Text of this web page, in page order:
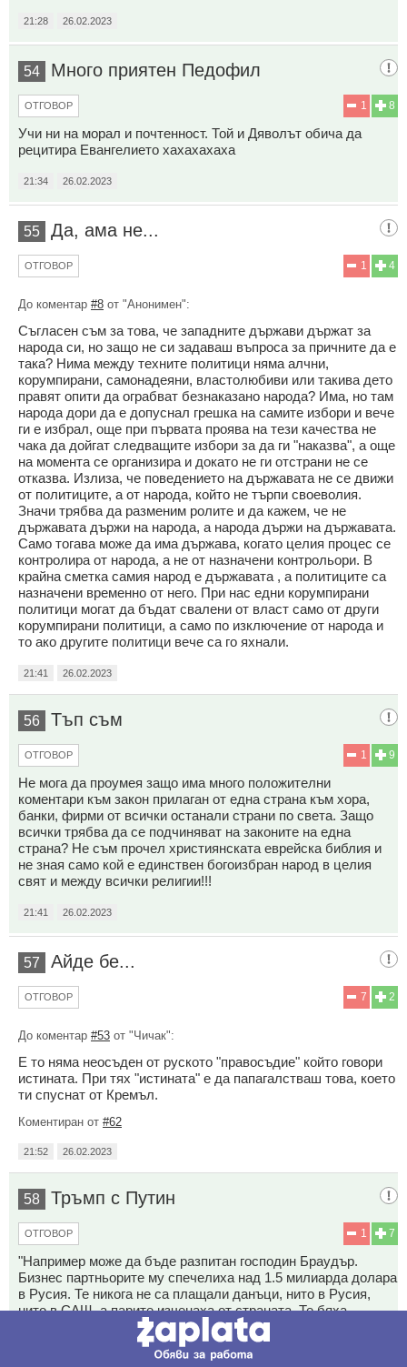
21:28 26.02.2023
54 Много приятен Педофил
8
1
ОТГОВОР
Учи ни на морал и почтенност. Той и Дяволът обича да
рецитира Евангелието хахахахаха
21:34 26.02.2023
55 Да, ама не...
4
1
ОТГОВОР
До коментар #8 от "Анонимен":
Съгласен съм за това, че западните държави държат за
народа си, но защо не си задаваш въпроса за причните да е
така? Нима между техните политици няма алчни,
корумпирани, самонадеяни, властолюбиви или такива дето
правят опити да ограбват безнаказано народа? Има, но там
народа дори да е допуснал грешка на самите избори и вече
ги е избрал, още при първата проява на тези качества не
чака да дойгат следващите избори за да ги "наказва", а още
на момента се организира и докато не ги отстрани не се
отказва. Излиза, че поведението на държавата не се движи
от политиците, а от народа, който не търпи своеволия.
Значи трябва да разменим ролите и да кажем, че не
държавата държи на народа, а народа държи на държавата.
Само тогава може да има държава, когато целия процес се
контролира от народа, а не от назначени контрольори. В
крайна сметка самия народ е държавата , а политиците са
назначени временно от него. При нас едни корумпирани
политици могат да бъдат свалени от власт само от други
корумпирани политици, а само по изключение от народа и
то ако другите политици вече са го яхнали.
21:41 26.02.2023
56 Тъп съм
9
1
ОТГОВОР
Не мога да проумея защо има много положителни
коментари към закон прилаган от една страна към хора,
банки, фирми от всички останали страни по света. Защо
всички трябва да се подчиняват на законите на една
страна? Не съм прочел християнската еврейска библия и
не зная само кой е единствен богоизбран народ в целия
свят и между всички религии!!!
21:41 26.02.2023
57 Айде бе...
2
7
ОТГОВОР
До коментар #53 от "Чичак":
Е то няма неосъден от руското "правосъдие" който говори
истината. При тях "истината" е да папагалстваш това, което
ти спуснат от Кремъл.
Коментиран от #62
21:52 26.02.2023
58 Тръмп с Путин
7
1
ОТГОВОР
"Например може да бъде разпитан господин Браудър.
Бизнес партньорите му спечелиха над 1.5 милиарда долара
в Русия. Те никога не са плащали данъци, нито в Русия,
нито в САЩ, а парите изченаха от страната. Те бяха
пренесени в САЩ. Голяма част от тях, 400 милиона долара
бяха дарени за кампанията на Хилъри Клинтън. Дарението
само по себе си може да е законно, но начинът, по който са